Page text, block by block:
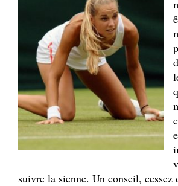
suivre la sienne. Un conseil, cessez